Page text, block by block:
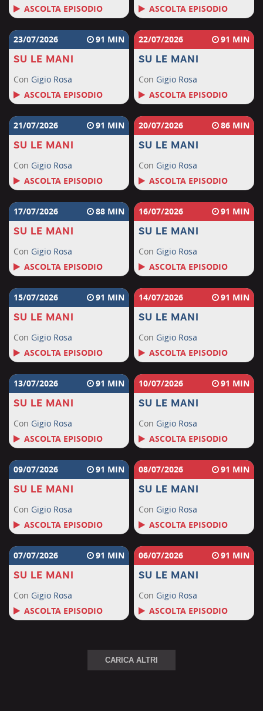
ASCOLTA EPISODIO
ASCOLTA EPISODIO
23/07/2026 91
SU LE MANI
Con Gigio Rosa
ASCOLTA EPISODIO
22/07/2026 91
SU LE MANI
Con Gigio Rosa
ASCOLTA EPISODIO
21/07/2026 91
SU LE MANI
Con Gigio Rosa
ASCOLTA EPISODIO
20/07/2026 86
SU LE MANI
Con Gigio Rosa
ASCOLTA EPISODIO
17/07/2026 88
SU LE MANI
Con Gigio Rosa
ASCOLTA EPISODIO
16/07/2026 91
SU LE MANI
Con Gigio Rosa
ASCOLTA EPISODIO
15/07/2026 91
SU LE MANI
Con Gigio Rosa
ASCOLTA EPISODIO
14/07/2026 91
SU LE MANI
Con Gigio Rosa
ASCOLTA EPISODIO
13/07/2026 91
SU LE MANI
Con Gigio Rosa
ASCOLTA EPISODIO
10/07/2026 91
SU LE MANI
Con Gigio Rosa
ASCOLTA EPISODIO
09/07/2026 91
SU LE MANI
Con Gigio Rosa
ASCOLTA EPISODIO
08/07/2026 91
SU LE MANI
Con Gigio Rosa
ASCOLTA EPISODIO
07/07/2026 91
SU LE MANI
Con Gigio Rosa
ASCOLTA EPISODIO
06/07/2026 91
SU LE MANI
Con Gigio Rosa
ASCOLTA EPISODIO
CARICA ALTRI